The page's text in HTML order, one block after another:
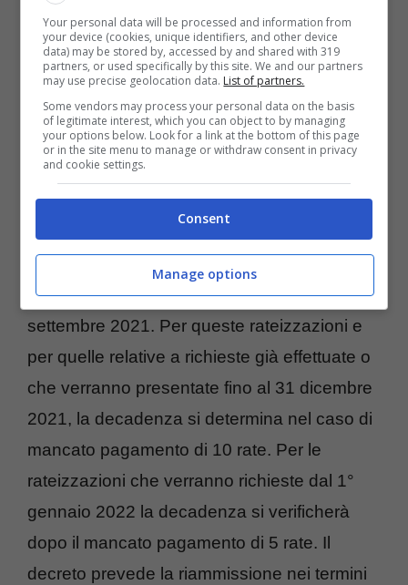
Per le dilazioni concesse dopo l’8 marzo
2020, il termine di pagamento delle rate in
scadenza nel periodo di
sospensione della
riscossioneè rimasto fissato al 30
settembre 2021. Per queste rateizzazioni e
per quelle relative a richieste già effettuate o
che verranno presentate fino al 31 dicembre
2021, la decadenza si determina nel caso di
mancato pagamento di 10 rate. Per le
rateizzazioni che verranno richieste dal 1°
gennaio 2022 la decadenza si verificherà
dopo il mancato pagamento di 5 rate. Il
decreto prevede la riammissione nei termini
Your personal data will be processed and information from
your device (cookies, unique identifiers, and other device
data) may be stored by, accessed by and shared with 319
partners, or used specifically by this site. We and our partners
may use precise geolocation data. List of partners.
Some vendors may process your personal data on the basis
of legitimate interest, which you can object to by managing
your options below. Look for a link at the bottom of this page
or in the site menu to manage or withdraw consent in privacy
and cookie settings.
Consent
Manage options